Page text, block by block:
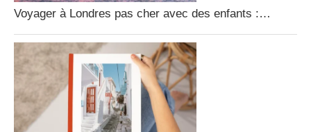
Voyager à Londres pas cher avec des enfants :…